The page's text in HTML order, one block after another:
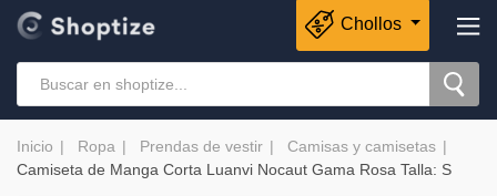
Chollos
Inicio Ropa Prendas de vestir
Camisas y camisetas
Camiseta de Manga Corta Luanvi Nocaut Gama Rosa Talla: S